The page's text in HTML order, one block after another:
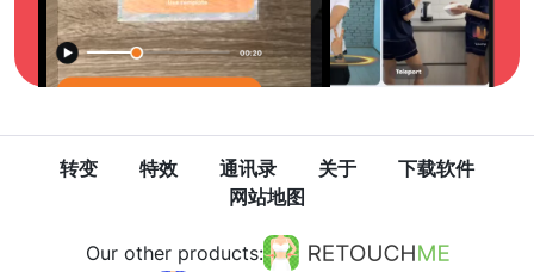
转变 特效 通讯录 关于
下载软件
网站地图
Our other products: